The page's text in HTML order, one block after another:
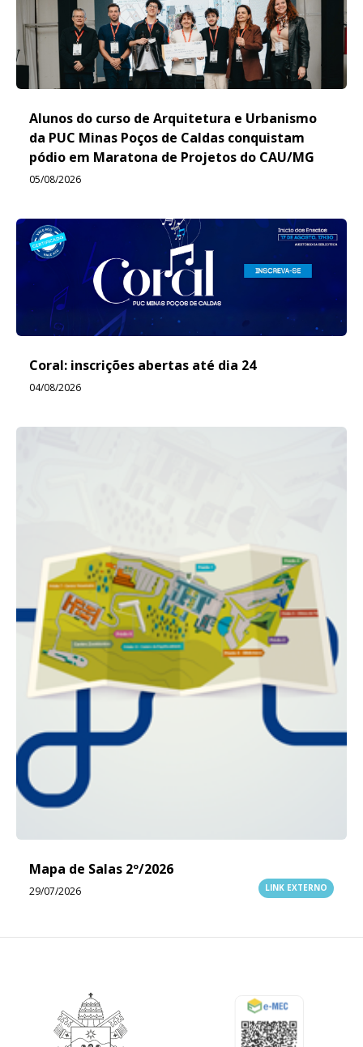
Alunos do curso de Arquitetura e Urbanismo
da PUC Minas Poços de Caldas conquistam
pódio em Maratona de Projetos do CAU/MG
05/08/2026
Coral: inscrições abertas até dia 24
04/08/2026
Mapa de Salas 2º/2026
29/07/2026 LINK EXTERNO